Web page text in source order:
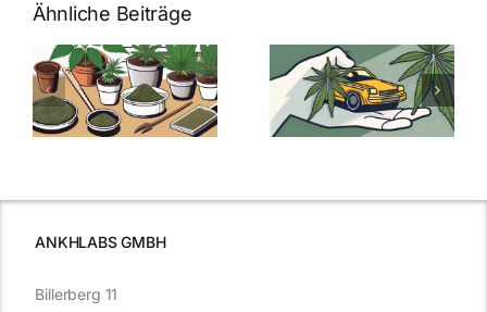
Ähnliche Beiträge
Neue THC-
Grenzwert-
Regelung:
Was Sie über
Cannabis und
müssen
Cannabis
Samen
kaufen: Alles
was Sie
ANKHLABS GMBH
Billerberg 11